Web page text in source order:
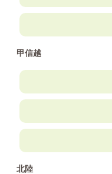
甲信越
北陸